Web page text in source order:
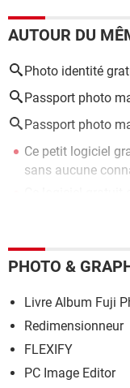
AUTOUR DU
Photo identité
Passport photo
Passport photo
Ce petit logiciel
sans aucune
Ce logiciel gratuit
Les meilleurs
Windows > Guide
Montage vidéo
Windows
> Guide
PHOTO &
Livre Album Fuji
Redimensionneur
FLEXIFY
PC Image Editor